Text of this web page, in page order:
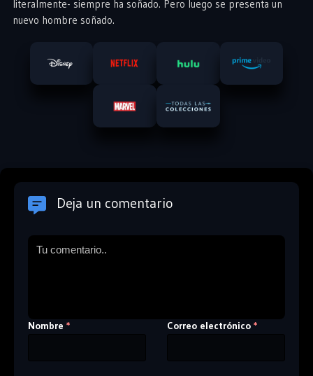
literalmente- siempre ha soñado. Pero luego se presenta un
nuevo hombre soñado.
Deja un comentario
Nombre * Correo electrónico *